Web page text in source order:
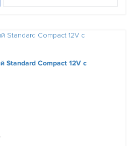
Standard Compact 12V с